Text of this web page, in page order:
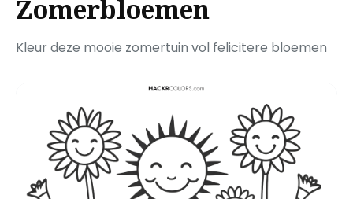
Zomerbloemen
Kleur deze mooie zomertuin vol felicitere bloemen